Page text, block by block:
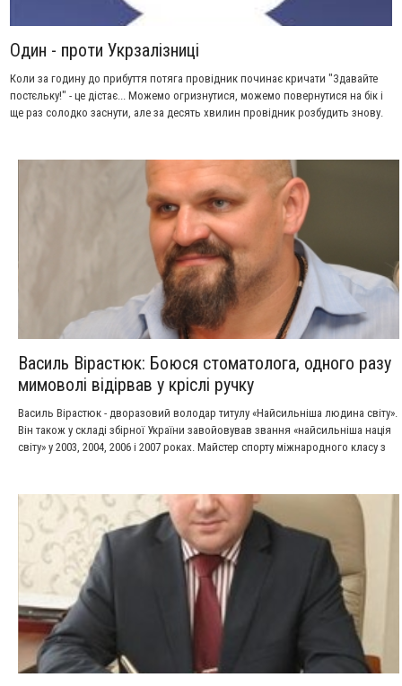
Один - проти Укрзалізниці
Коли за годину до прибуття потяга провідник починає кричати "Здавайте
постєльку!" - це дістає... Можемо огризнутися, можемо повернутися на бік і
ще раз солодко заснути, але за десять хвилин провідник розбудить знову.
клієнти залізниці. Як з ними боротися?
Василь Вірастюк: Боюся стоматолога, одного разу
мимоволі відірвав у кріслі ручку
Василь Вірастюк - дворазовий володар титулу «Найсильніша людина світу».
Він також у складі збірної України завойовував звання «найсильніша нація
світу» у 2003, 2004, 2006 і 2007 роках. Майстер спорту міжнародного класу з
майстер спорту України. У 2008 році богатир пішов з великого спорту.